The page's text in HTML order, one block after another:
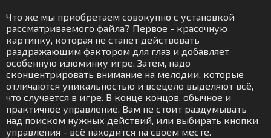
Что же мы приобретаем совокупно с установкой
рассматриваемого файла? Первое - красочную
картинку, которая не станет действовать
раздражающим фактором для глаз и добавляет
особенную изюминку игре. Затем, надо
сконцентрировать внимание на мелодии, которые
отличаются уникальностью и всецело выделяют всё,
что случается в игре. В конце концов, обычное и
практичное управление. Вам не стоит раздумывать
над поиском нужных действий, или выбирать кнопки
управления - всё находится на своем месте.